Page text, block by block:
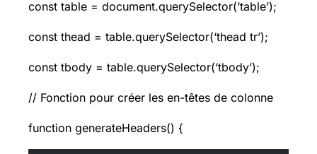
const table = document.querySelector(‘table’);
const thead = table.querySelector(‘thead tr’);
const tbody = table.querySelector(‘tbody’);
// Fonction pour créer les en-têtes de colonne
function generateHeaders() {